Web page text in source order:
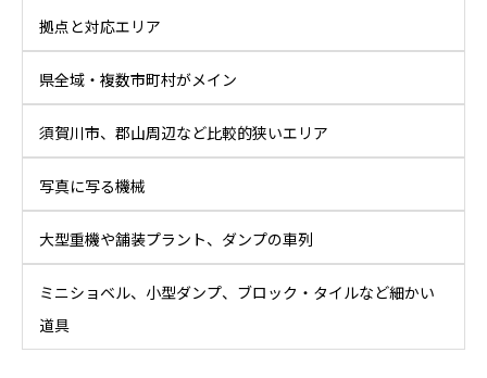
拠点と対応エリア
県全域・複数市町村がメイン
須賀川市、郡山周辺など比較的狭いエリア
写真に写る機械
大型重機や舗装プラント、ダンプの車列
ミニショベル、小型ダンプ、ブロック・タイルなど細かい
道具